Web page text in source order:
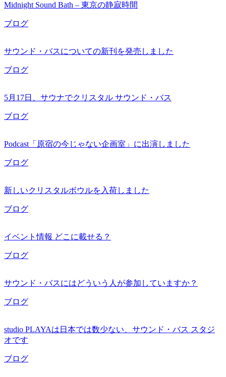
Midnight Sound Bath – 東京の静寂時間
ブログ
サウンド・バスについての新刊を発売しました
ブログ
5月17日、サウナでクリスタル サウンド・バス
ブログ
Podcast「原宿の今じゃない企画室」に出演しました
ブログ
新しいクリスタルボウルを入荷しました
ブログ
イベント情報 どこに載せる？
ブログ
サウンド・バスにはどういう人が参加していますか？
ブログ
studio PLAYAは日本では数少ない、サウンド・バス スタジ
オです
ブログ